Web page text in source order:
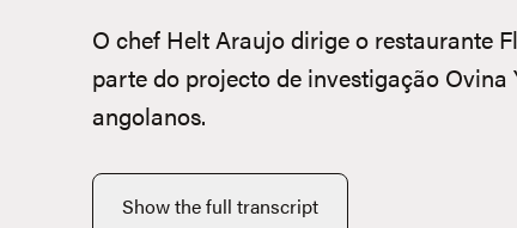
O chef Helt Araujo dirige o restaurante
parte do projecto de investigação
angolanos.
Show the full transcript